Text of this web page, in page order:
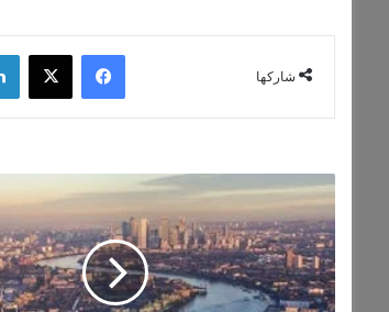
شاركها
فيسبوك ‫X
الحرب
وارتفاع
الفائدة
يضغطان
على
العقارات